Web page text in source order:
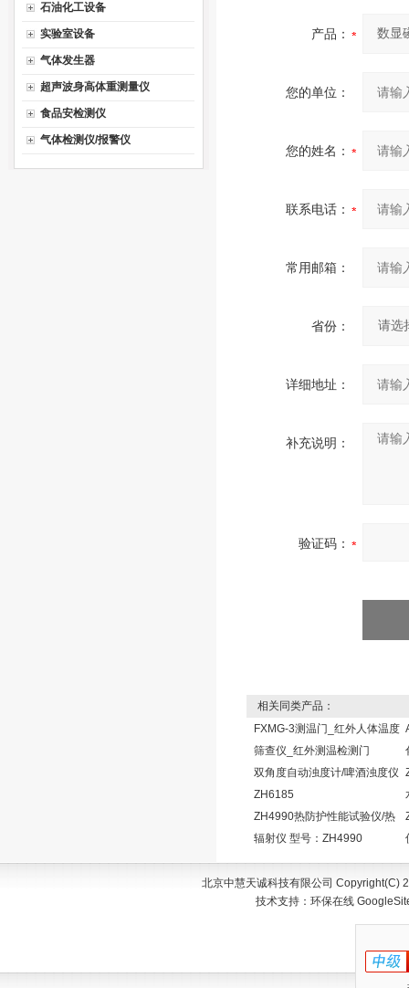
石油化工设备
实验室设备
气体发生器
超声波身高体重测量仪
食品安检测仪
气体检测仪/报警仪
产品：
您的单位：
您的姓名：
联系电话：
常用邮箱：
省份：
详细地址：
补充说明：
验证码：
相关同类产品：
FXMG-3测温门_红外人体温度
筛查仪_红外测温检测门
双角度自动浊度计/啤酒浊度仪
ZH6185
ZH4990热防护性能试验仪/热
辐射仪 型号：ZH4990
北京中慧天诚科技有限公司
技术支持： 环保在线